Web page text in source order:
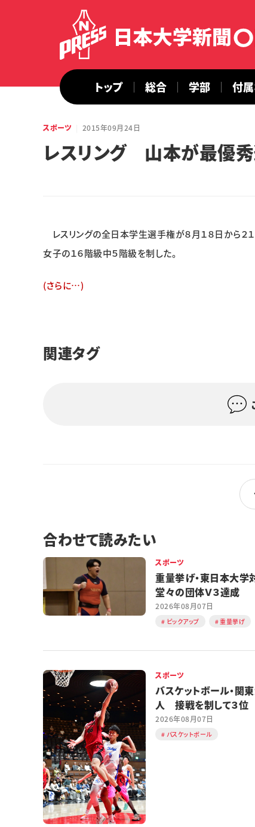
トップ 総合 学部 付
スポーツ 2015年09月24日
レスリング 山本が最優
レスリングの全日本学生選手権が８月１８日から
女子の１６階級中５階級を制した。
(さらに…)
関連タグ
合わせて読みたい
スポーツ
重量挙げ・東日本大学
堂々の団体Ｖ３達成
2026年08月07日
ピックアップ 重量挙げ
スポーツ
バスケットボール・関
人 接戦を制して３位
2026年08月07日
バスケットボール